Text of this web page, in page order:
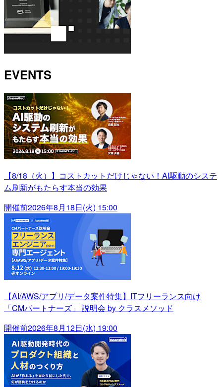
EVENTS
【8/18（火）】コストカットだけじゃない！AI駆動のシステ
ム刷新がもたらす本当の効果
開催前2026年8月18日(火) 15:00
【AI/AWS/アプリ/データ案件特集】ITフリーランス向け
「CMパートナーズ」 説明会 by クラスメソッド
開催前2026年8月12日(水) 19:00